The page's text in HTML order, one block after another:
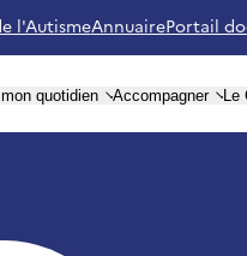
l'AutismeAnnuairePortail
quotidien Accompagner Le